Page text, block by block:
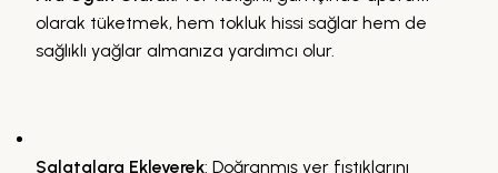
olarak tüketmek, hem tokluk hissi sağlar hem de
sağlıklı yağlar almanıza yardımcı olur.
Salatalara Ekleyerek: Doğranmış yer fıstıklarını